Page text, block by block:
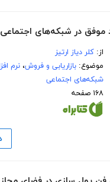
موفق در شبکه‌های
از:کلر دیاز ارتیز
موضوع:بازاریابی و فروش،نرم
شبکه‌های اجتماعی
۱۶۸ صفحه